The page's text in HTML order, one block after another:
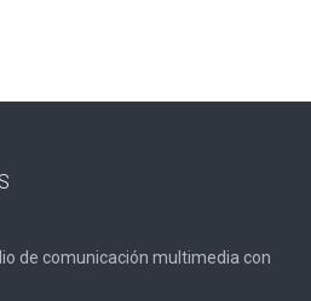
de comunicación multimedia con